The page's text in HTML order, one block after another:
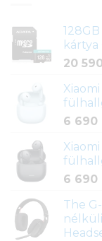
kártya
20 590
6 690
6 690
The